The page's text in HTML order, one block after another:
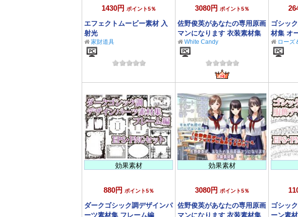
1430円 ポイント5％
エフェクトムービー素材 入
射光
家財道具
3080円 ポイント5％
佐野俊英があなたの専用原画
マンになります 衣装素材集
ABC - 下着 -
White Candy
ゴシッ
材集 オ
EPS・
ローズ
効果素材
880円 ポイント5％
ダークゴシック調デザインパ
ーツ素材集 フレーム編
効果素材
3080円 ポイント5％
佐野俊英があなたの専用原画
マンになります 衣装素材集
ゴシッ
ーン素